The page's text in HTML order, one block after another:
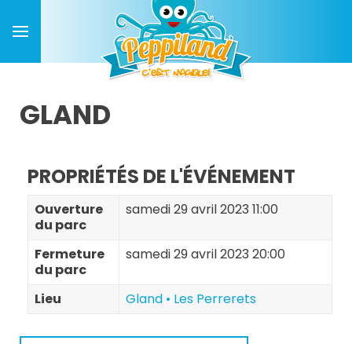
GLAND
PROPRIÉTÉS DE L'ÉVÉNEMENT
Ouverture
du parc
samedi 29 avril 2023 11:00
Fermeture
du parc
samedi 29 avril 2023 20:00
Lieu Gland • Les Perrerets